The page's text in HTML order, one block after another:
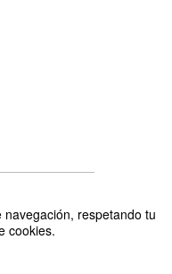
respetando tu
cookies.
la Innovación